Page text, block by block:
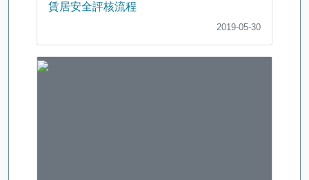
賃居安全評核流程
2019-05-30